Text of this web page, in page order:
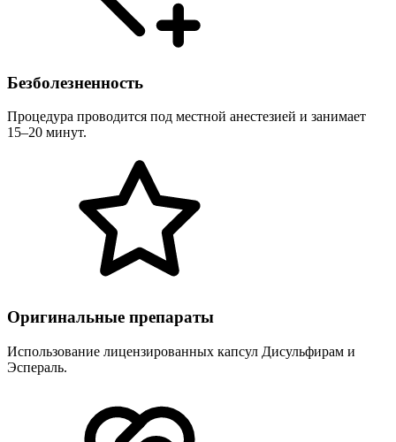
Безболезненность
Процедура проводится под местной анестезией и занимает
15–20 минут.
Оригинальные препараты
Использование лицензированных капсул Дисульфирам и
Эспераль.